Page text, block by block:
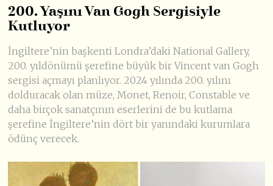
200. Yaşını Van Gogh Sergisiyle
Kutluyor
İngiltere’nin başkenti Londra’daki National Gallery,
200. yıldönümü şerefine büyük bir Vincent van Gogh
sergisi açmayı planlıyor. 2024 yılında 200. yılını
dolduracak olan müze, Monet, Renoir, Constable ve
daha birçok sanatçının eserlerini de bu kutlama
şerefine İngiltere’nin dört bir yanındaki kurumlara
ödünç verecek.